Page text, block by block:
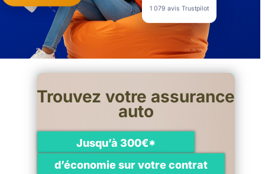
1 079 avis Trustpilot
Trouvez votre assurance
auto
Jusqu’à 300€*
d’économie sur votre contrat